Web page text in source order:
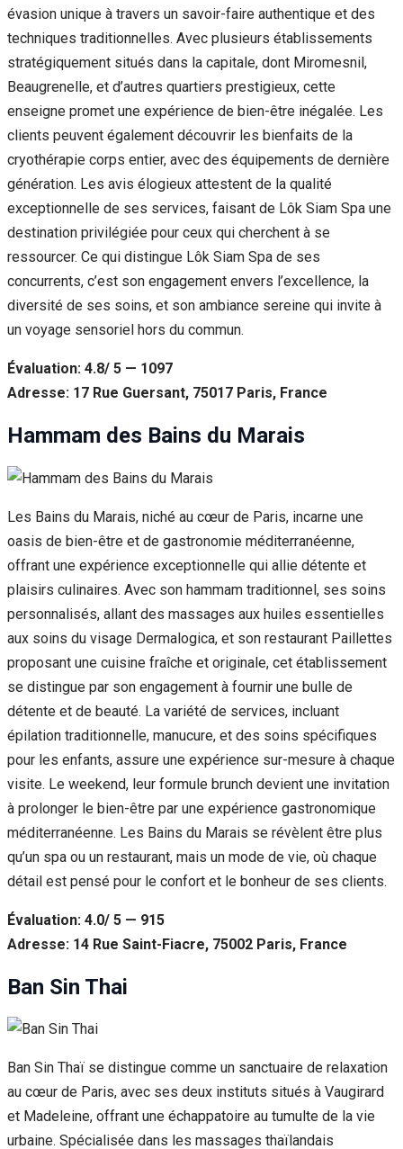
évasion unique à travers un savoir-faire authentique et des
techniques traditionnelles. Avec plusieurs établissements
stratégiquement situés dans la capitale, dont Miromesnil,
Beaugrenelle, et d’autres quartiers prestigieux, cette
enseigne promet une expérience de bien-être inégalée. Les
clients peuvent également découvrir les bienfaits de la
cryothérapie corps entier, avec des équipements de dernière
génération. Les avis élogieux attestent de la qualité
exceptionnelle de ses services, faisant de Lôk Siam Spa une
destination privilégiée pour ceux qui cherchent à se
ressourcer. Ce qui distingue Lôk Siam Spa de ses
concurrents, c’est son engagement envers l’excellence, la
diversité de ses soins, et son ambiance sereine qui invite à
un voyage sensoriel hors du commun.
Évaluation: 4.8/ 5 — 1097
Adresse: 17 Rue Guersant, 75017 Paris, France
Hammam des Bains du Marais
Les Bains du Marais, niché au cœur de Paris, incarne une
oasis de bien-être et de gastronomie méditerranéenne,
offrant une expérience exceptionnelle qui allie détente et
plaisirs culinaires. Avec son hammam traditionnel, ses soins
personnalisés, allant des massages aux huiles essentielles
aux soins du visage Dermalogica, et son restaurant Paillettes
proposant une cuisine fraîche et originale, cet établissement
se distingue par son engagement à fournir une bulle de
détente et de beauté. La variété de services, incluant
épilation traditionnelle, manucure, et des soins spécifiques
pour les enfants, assure une expérience sur-mesure à chaque
visite. Le weekend, leur formule brunch devient une invitation
à prolonger le bien-être par une expérience gastronomique
méditerranéenne. Les Bains du Marais se révèlent être plus
qu’un spa ou un restaurant, mais un mode de vie, où chaque
détail est pensé pour le confort et le bonheur de ses clients.
Évaluation: 4.0/ 5 — 915
Adresse: 14 Rue Saint-Fiacre, 75002 Paris, France
Ban Sin Thai
Ban Sin Thaï se distingue comme un sanctuaire de relaxation
au cœur de Paris, avec ses deux instituts situés à Vaugirard
et Madeleine, offrant une échappatoire au tumulte de la vie
urbaine. Spécialisée dans les massages thaïlandais